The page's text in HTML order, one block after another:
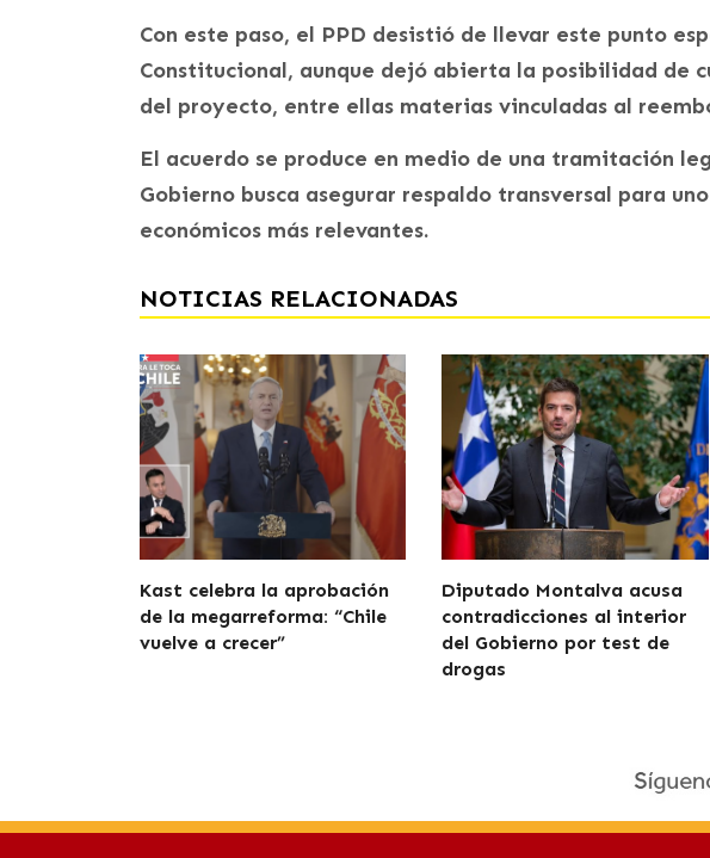
Con este paso, el PPD desistió de llevar este punto
Constitucional, aunque dejó abierta la posibilidad de
del proyecto, entre ellas materias vinculadas al
El acuerdo se produce en medio de una tramitación
Gobierno busca asegurar respaldo transversal para
económicos más relevantes.
NOTICIAS RELACIONADAS
Kast celebra la aprobación
de la megarreforma: “Chile
vuelve a crecer”
Diputado Montalva acusa
contradicciones al interior
del Gobierno por test de
drogas